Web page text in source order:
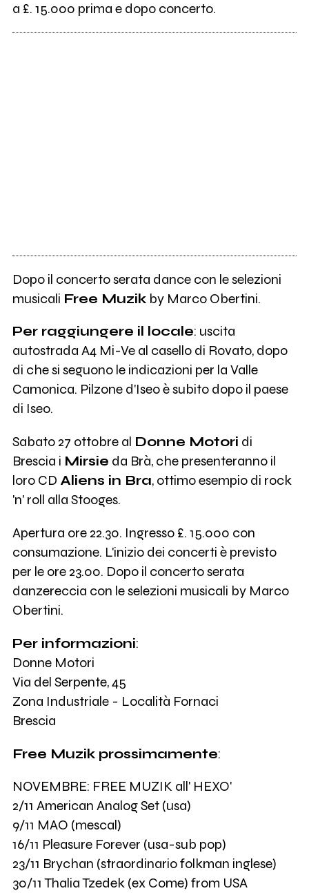
a £. 15.000 prima e dopo concerto.
Dopo il concerto serata dance con le selezioni
musicali Free Muzikby Marco Obertini.
Per raggiungere il locale: uscita
autostrada A4 Mi-Ve al casello di Rovato, dopo
di che si seguono le indicazioni per la Valle
Camonica. Pilzone d'Iseo è subito dopo il paese
di Iseo.
Sabato 27 ottobre al Donne Motori di
Brescia i Mirsie da Brà, che presenteranno il
loro CD Aliens in Bra, ottimo esempio di rock
'n' roll alla Stooges.
Apertura ore 22.30. Ingresso £. 15.000 con
consumazione. L'inizio dei concerti è previsto
per le ore 23.00. Dopo il concerto serata
danzereccia con le selezioni musicali by Marco
Obertini.
Per informazioni:
Donne Motori
Via del Serpente, 45
Zona Industriale - Località Fornaci
Brescia
Free Muzik prossimamente:
NOVEMBRE: FREE MUZIK all' HEXO'
2/11 American Analog Set (usa)
9/11 MAO (mescal)
16/11 Pleasure Forever (usa-sub pop)
23/11 Brychan (straordinario folkman inglese)
30/11 Thalia Tzedek (ex Come) from USA